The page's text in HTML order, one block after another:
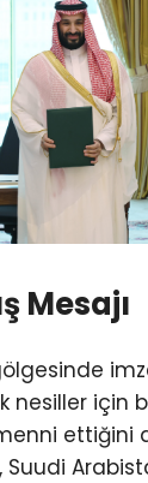
Mesajı
nesiller için
ettiğini
Suudi